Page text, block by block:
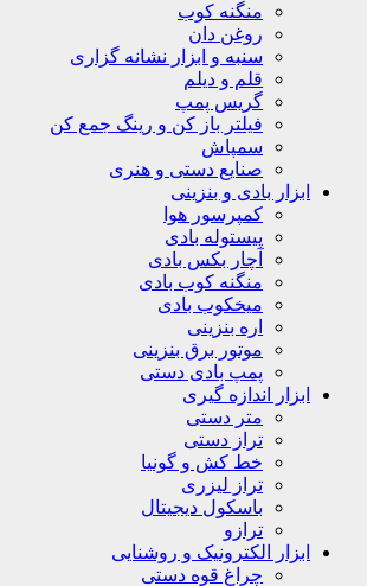
منگنه کوب
روغن دان
سنبه و ابزار نشانه گزاری
قلم و دیلم
گریس پمپ
فیلتر باز کن و رینگ جمع کن
سمپاش
صنایع دستی و هنری
ابزار بادی و بنزینی
کمپرسور هوا
پیستوله بادی
آچار بکس بادی
منگنه کوب بادی
میخکوب بادی
اره بنزینی
موتور برق بنزینی
پمپ بادی دستی
ابزار اندازه گیری
متر دستی
تراز دستی
خط کش و گونیا
تراز لیزری
باسکول دیجیتال
ترازو
ابزار الکترونیک و روشنایی
چراغ قوه دستی